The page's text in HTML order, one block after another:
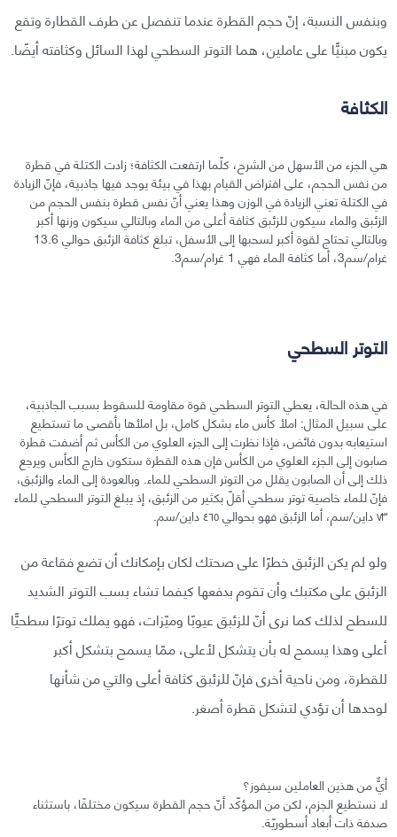
وبنفس النسبة، إنّ حجم القطرة عندما تنفصل عن طرف القطارة وتقع
يكون مبنيًّا على عاملين، هما التوتر السطحي لهذا السائل وكثافته أيضًا.
الكثافة
هي الجزء من الأسهل من الشرح، كلّما ارتفعت الكثافة؛ زادت الكتلة في قطرة
من نفس الحجم، على افتراض القيام بهذا في بيئة يوجد فيها جاذبية، فإنّ الزيادة
في الكتلة تعني الزيادة في الوزن وهذا يعني أنّ نفس قطرة بنفس الحجم من
الزئبق والماء سيكون للزئبق كثافة أعلى من الماء وبالتالي سيكون وزنها أكبر
وبالتالي تحتاج لقوة أكبر لسحبها إلى الأسفل، تبلغ كثافة الزئبق حوالي 13.6
غرام/سم3، أما كثافة الماء فهي 1 غرام/سم3.
التوتر السطحي
في هذه الحالة، يعطي التوتر السطحي قوة مقاومة للسقوط بسبب الجاذبية،
على سبيل المثال: املأ كأس ماء بشكل كامل، بل املأها بأقصى ما تستطيع
استيعابه بدون فائض، فإذا نظرت إلى الجزء العلوي من الكأس ثم أضفت قطرة
صابون إلى الجزء العلوي من الكأس فإن هذه القطرة ستكون خارج الكأس ويرجع
ذلك إلى أن الصابون يقلل من التوتر السطحي للماء. وبالعودة إلى الماء والزئبق،
فإنّ للماء خاصية توتر سطحي أقلّ بكثير من الزئبق، إذ يبلغ التوتر السطحي للماء
٧٣ داين/سم، أما الزئبق فهو بحوالي ٤٦٥ داين/سم.
ولو لم يكن الزئبق خطرًا على صحتك لكان بإمكانك أن تضع فقاعة من
الزئبق على مكتبك وأن تقوم بدفعها كيفما تشاء بسب التوتر الشديد
للسطح لذلك كما نرى أنّ للزئبق عيوبًا وميّزات، فهو يملك توترًا سطحيًّا
أعلى وهذا يسمح له بأن يتشكل لأعلى، ممّا يسمح بتشكل أكبر
للقطرة، ومن ناحية أخرى فإنّ للزئبق كثافة أعلى والتي من شأنها
لوحدها أن تؤدي لتشكل قطرة أصغر.
أيٌّ من هذين العاملين سيفوز؟
لا نستطيع الجزم، لكن من المؤكّد أنّ حجم القطرة سيكون مختلفًا، باستثناء
صدفة ذات أبعاد أسطوريّة.